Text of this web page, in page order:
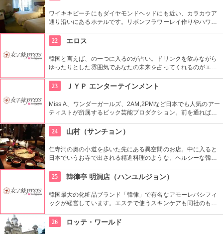
ワイキキビーチにもダイヤモンドヘッドにも近い、カラカウア
通り沿いにあるホテルです。リボンフラワーレイ作りやハワイ
ワイアンキルトの巨匠が作ったキルト型も買うことができま
す。
22 エロス
韓国と言えば、の一つに入るのが占い。ドリンクを飲みながら
ゆったりとした雰囲気であなたの未来を占ってくれるのがエロ
23
ＪＹＰ エンターテインメント
Miss A、ワンダーガールズ、2AM,2PMなど日本でも人気のアー
ティストが所属するビック芸能プロダクション。前を通れば、
24
山村（サンチョン）
仁寺洞の奥の小道を歩いた先にある異空間のお店。中に入ると
日本でいうお寺で出される精進料理のような、ヘルシーな韓定
い民族衣装を着た人が伝統芸能を披露します。お食事と一緒に
楽しめます。
25 韓律亭 明洞店（ハンユルジョン）
韓国最大の化粧品ブランド「韓律」で有名なアモーレパシフィ
ックが経営しています。エステで使うスキンケアも同社のもの
す。
26 ロッテ・ワールド